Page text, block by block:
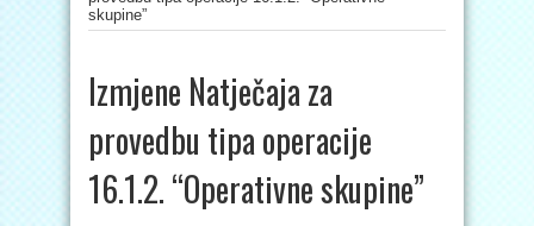
skupine”
Izmjene Natječaja za
provedbu tipa operacije
16.1.2. “Operativne skupine”